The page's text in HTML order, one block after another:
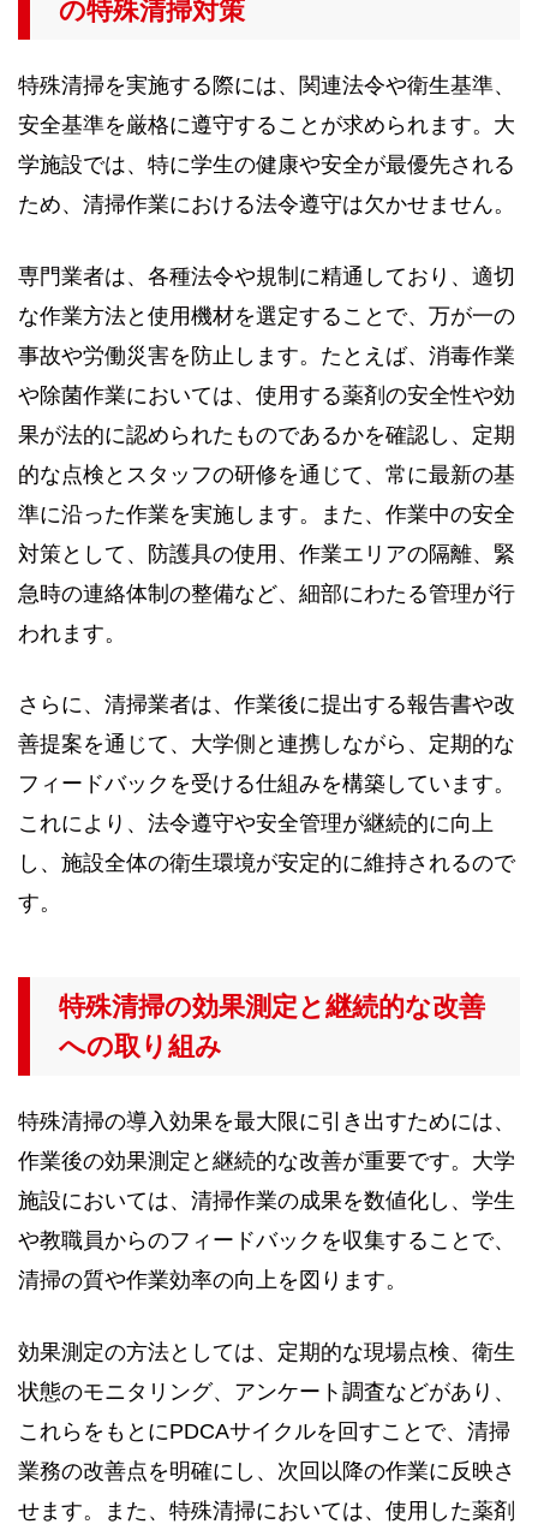
の特殊清掃対策
特殊清掃を実施する際には、関連法令や衛生基準、
安全基準を厳格に遵守することが求められます。大
学施設では、特に学生の健康や安全が最優先される
ため、清掃作業における法令遵守は欠かせません。
専門業者は、各種法令や規制に精通しており、適切
な作業方法と使用機材を選定することで、万が一の
事故や労働災害を防止します。たとえば、消毒作業
や除菌作業においては、使用する薬剤の安全性や効
果が法的に認められたものであるかを確認し、定期
的な点検とスタッフの研修を通じて、常に最新の基
準に沿った作業を実施します。また、作業中の安全
対策として、防護具の使用、作業エリアの隔離、緊
急時の連絡体制の整備など、細部にわたる管理が行
われます。
さらに、清掃業者は、作業後に提出する報告書や改
善提案を通じて、大学側と連携しながら、定期的な
フィードバックを受ける仕組みを構築しています。
これにより、法令遵守や安全管理が継続的に向上
し、施設全体の衛生環境が安定的に維持されるので
す。
特殊清掃の効果測定と継続的な改善
への取り組み
特殊清掃の導入効果を最大限に引き出すためには、
作業後の効果測定と継続的な改善が重要です。大学
施設においては、清掃作業の成果を数値化し、学生
や教職員からのフィードバックを収集することで、
清掃の質や作業効率の向上を図ります。
効果測定の方法としては、定期的な現場点検、衛生
状態のモニタリング、アンケート調査などがあり、
これらをもとにPDCAサイクルを回すことで、清掃
業務の改善点を明確にし、次回以降の作業に反映さ
せます。また、特殊清掃においては、使用した薬剤